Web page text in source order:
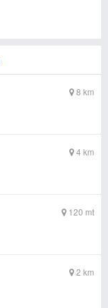
8 km
4 km
120 mt
2 km